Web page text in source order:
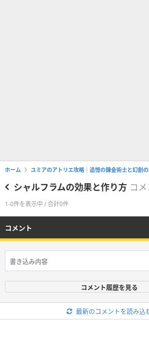
ホーム ユミアのアトリエ攻略｜追憶の錬金術士と幻創
シャルフラムの効果と作り方 コ
1-0件を表示中 / 合計0件
コメント
コメント履歴を見る
最新のコメントを読み込